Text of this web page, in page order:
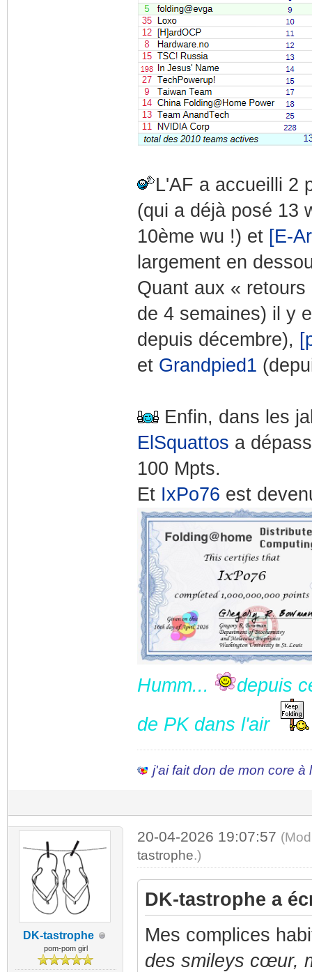
L'AF a accueilli 2
(qui a déjà posé 13
10ème wu !) et [E-
largement en
Quant aux «
de 4 semaines) il y
depuis décembre),
etGrandpied1
Enfin, dans les
ElSquattos a
100 Mpts.
Et IxPo76 est
Humm...
depuis
de PK dans l'air
j'ai fait don de mon core à
DK-tastrophe
pom-pom girl
20-04-2026 19:07:57
tastrophe.)
DK-tastrophe a
Mes complices
des smileys cœur,